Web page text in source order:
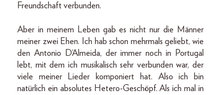
Freundschaft verbunden.
Aber in meinem Leben gab es nicht nur die Männer
meiner zwei Ehen. Ich hab schon mehrmals geliebt, wie
den Antonio D‘Almeida, der immer noch in Portugal
lebt, mit dem ich musikalisch sehr verbunden war, der
viele meiner Lieder komponiert hat. Also ich bin
natürlich ein absolutes Hetero-Geschöpf. Als ich mal in